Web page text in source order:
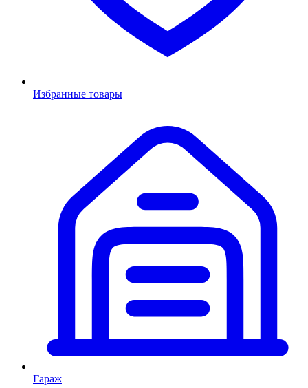
Избранные товары
Гараж